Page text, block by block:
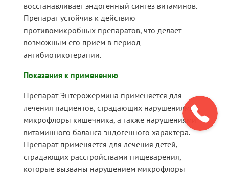
восстанавливает эндогенный синтез витаминов.
Препарат устойчив к действию
противомикробных препаратов, что делает
возможным его прием в период
антибиотикотерапии.
Показания к применению
Препарат Энтерожермина применяется для
лечения пациентов, страдающих нарушениями
микрофлоры кишечника, а также нарушениями
витаминного баланса эндогенного характера.
Препарат применяется для лечения детей,
страдающих расстройствами пищеварения,
которые вызваны нарушением микрофлоры